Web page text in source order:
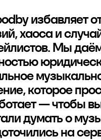
избавляет
хаоса и
Мы
которое
— чтобы
думать о
на